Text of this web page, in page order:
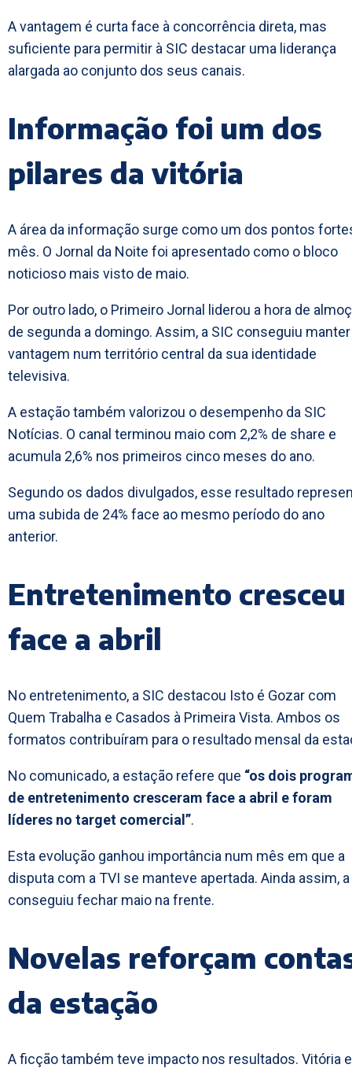
A vantagem é curta face à concorrência direta, mas
suficiente para permitir à SIC destacar uma liderança
alargada ao conjunto dos seus canais.
Informação foi um dos
pilares da vitória
A área da informação surge como um dos pontos
mês. O Jornal da Noite foi apresentado como o bloco
noticioso mais visto de maio.
Por outro lado, o Primeiro Jornal liderou a hora de
de segunda a domingo. Assim, a SIC conseguiu manter
vantagem num território central da sua identidade
televisiva.
A estação também valorizou o desempenho da SIC
Notícias. O canal terminou maio com 2,2% de share e
acumula 2,6% nos primeiros cinco meses do ano.
Segundo os dados divulgados, esse resultado
uma subida de 24% face ao mesmo período do ano
anterior.
Entretenimento cresceu
face a abril
No entretenimento, a SIC destacou Isto é Gozar com
Quem Trabalha e Casados à Primeira Vista. Ambos os
formatos contribuíram para o resultado mensal da
No comunicado, a estação refere que “os dois
de entretenimento cresceram face a abril e foram
líderes no target comercial”.
Esta evolução ganhou importância num mês em que a
disputa com a TVI se manteve apertada. Ainda assim, a
conseguiu fechar maio na frente.
Novelas reforçam
da estação
A ficção também teve impacto nos resultados. Vitória e